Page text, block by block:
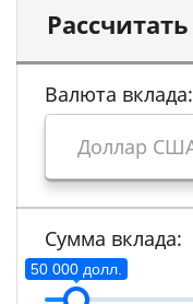
Валюта вклада:
Сумма вклада:
50 000 долл.